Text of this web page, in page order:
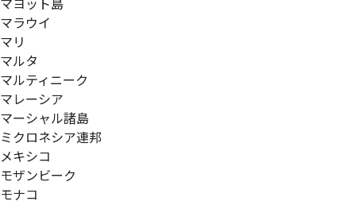
マヨット島
マラウイ
マリ
マルタ
マルティニーク
マレーシア
マーシャル諸島
ミクロネシア連邦
メキシコ
モザンビーク
モナコ